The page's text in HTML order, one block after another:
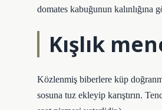
domates kabuğunun kalınlığına
Kışlık
Közlenmiş biberlere küp
sosuna tuz ekleyip karıştırın.